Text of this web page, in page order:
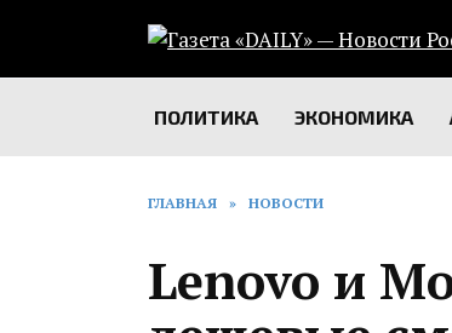
содержанию
ПОЛИТИКА ЭКОНОМИКА
ГЛАВНАЯ » НОВОСТИ
Lenovo и